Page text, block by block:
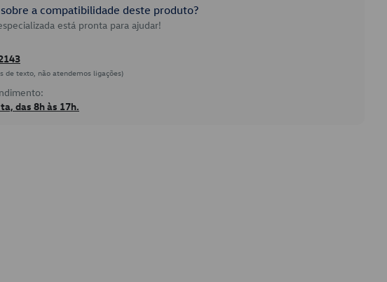
a compatibilidade deste produto?
está pronta para ajudar!
de texto, não atendemos ligações)
das 8h às 17h.